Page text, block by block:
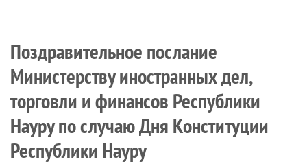
Поздравительное послание
Министерству иностранных дел,
торговли и финансов Республики
Науру по случаю Дня Конституции
Республики Науру